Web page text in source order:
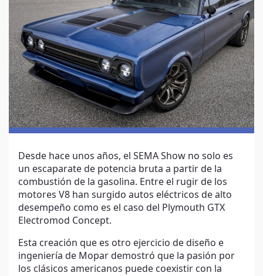
Desde hace unos años, el SEMA Show no solo es
un escaparate de potencia bruta a partir de la
combustión de la gasolina. Entre el rugir de los
motores V8 han surgido autos eléctricos de alto
desempeño como es el caso del Plymouth GTX
Electromod Concept.
Esta creación que es otro ejercicio de diseño e
ingeniería de Mopar demostró que la pasión por
los clásicos americanos puede coexistir con la